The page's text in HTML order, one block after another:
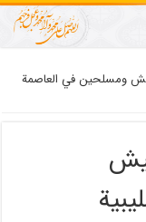
ومسلحين في العاصمة